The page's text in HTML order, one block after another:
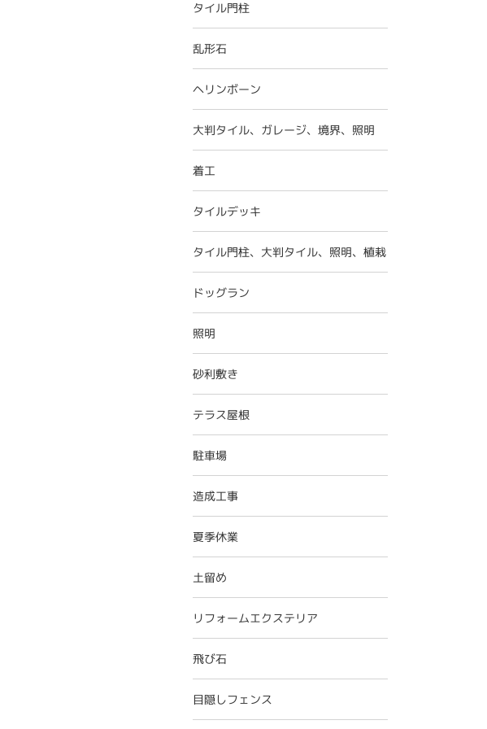
タイル門柱
乱形石
ヘリンボーン
大判タイル、ガレージ、境界、照明
着工
タイルデッキ
タイル門柱、大判タイル、照明、植栽
ドッグラン
照明
砂利敷き
テラス屋根
駐車場
造成工事
夏季休業
土留め
リフォームエクステリア
飛び石
目隠しフェンス